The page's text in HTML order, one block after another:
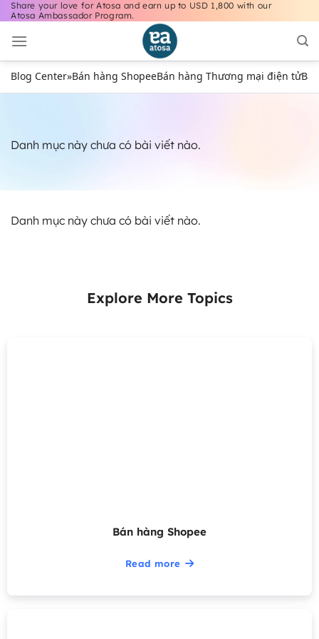
Bỏ
nội
dung
Share your love for Atosa and earn up to USD 1,800 with our
Atosa Ambassador Program.
Blog Center»Bán hàng ShopeeBán hàng Thương mại điện tử
Danh mục này chưa có bài viết nào.
Danh mục này chưa có bài viết nào.
Explore More Topics
Bán hàng Shopee
Read more